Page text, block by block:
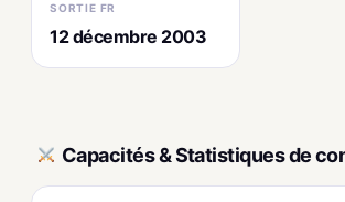
SORTIE FR
12 décembre 2003
Capacités & Statistiques de